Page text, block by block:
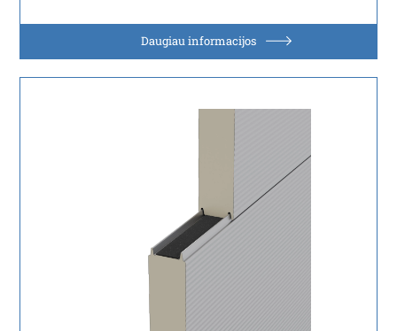
Daugiau informacijos